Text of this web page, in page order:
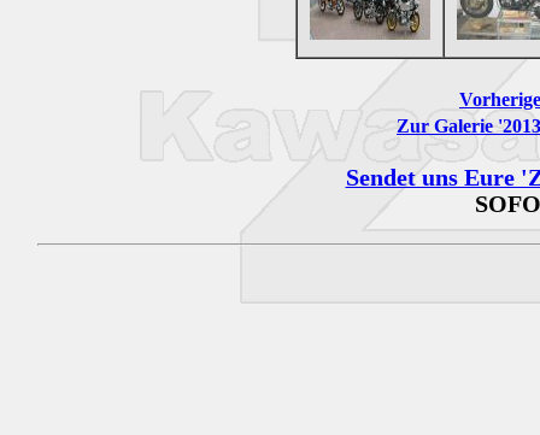
Zur Galerie
Sendet uns Eure